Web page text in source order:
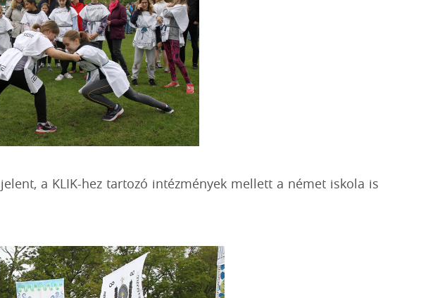
a KLIK-hez tartozó intézmények mellett a német iskola is